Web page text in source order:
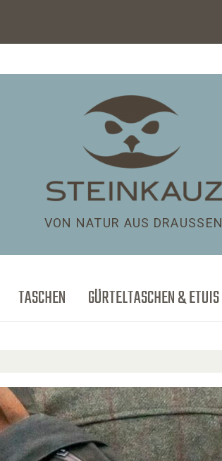
VON NATUR AUS DRAUSSEN
TASCHEN GÜRTELTASCHEN & ETUIS